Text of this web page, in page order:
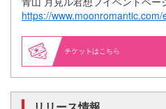
https://
はこちら